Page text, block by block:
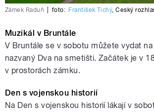
Zámek Raduň foto: František Tichý,Český
Muzikál v Bruntále
V Bruntále se v sobotu můžete vydat
nazvaný Dva na smetišti. Začátek je v
v prostorách zámku.
Den s vojenskou historií
Na Den s vojenskou historií lákají v